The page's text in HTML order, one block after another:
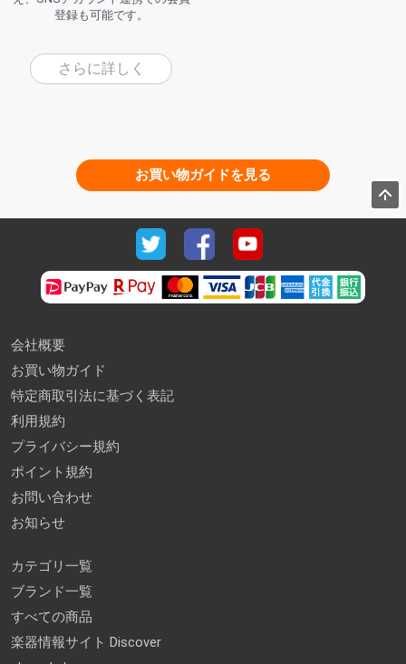
登録も可能です。
さらに詳しく
お買い物ガイドを見る
会社概要
お買い物ガイド
特定商取引法に基づく表記
利用規約
プライバシー規約
ポイント規約
お問い合わせ
お知らせ
カテゴリ一覧
ブランド一覧
すべての商品
楽器情報サイト Discover